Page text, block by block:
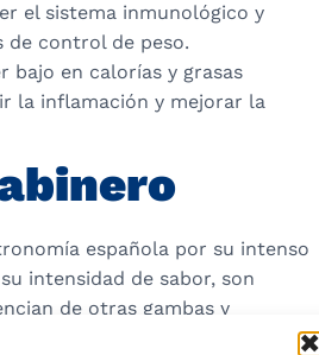
el sistema inmunológico y
de control de peso.
bajo en calorías y grasas
la inflamación y mejorar la
española por su intenso
intensidad de sabor, son
de otras gambas y
concentrado en su